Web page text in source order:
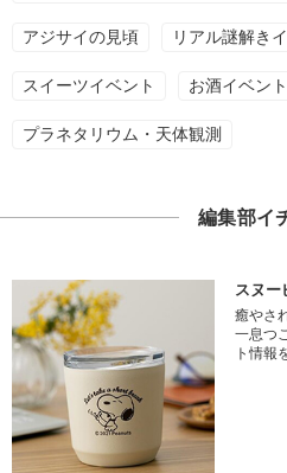
アジサイの見頃 リアル謎解き
スイーツイベント お酒イベント
プラネタリウム・天体観測
編集部イ
スヌー
癒やさ
一息つ
ト情報